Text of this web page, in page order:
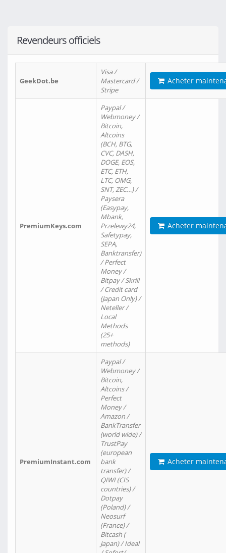
Revendeurs officiels
GeekDot.be
Visa /
Mastercard /
Stripe
Acheter
PremiumKeys.com
Paypal /
Webmoney /
Bitcoin,
Altcoins
(BCH, BTG,
CVC, DASH,
DOGE, EOS,
ETC, ETH,
LTC, OMG,
SNT, ZEC…) /
Paysera
(Easypay,
Mbank,
Przelewy24,
Safetypay,
SEPA,
Banktransfer)
/ Perfect
Money /
Bitpay / Skrill
/ Credit card
(Japan Only) /
Neteller /
Local
Methods
(25+
methods)
Acheter
PremiumInstant.com
Paypal /
Webmoney /
Bitcoin,
Altcoins /
Perfect
Money /
Amazon /
BankTransfer
(world wide) /
TrustPay
(european
bank
transfer) /
QIWI (CIS
countries) /
Dotpay
(Poland) /
Neosurf
(France) /
Bitcash (
Japan) / Ideal
Acheter